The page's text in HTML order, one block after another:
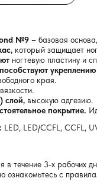
№9 – базовая
который защищает
ногтевую пластину и
края.
слой, высокую адгезию.
покрытие.
LED, LED/CCFL, CCFL,
в течение 3-х рабочих
ознакомьтесь с